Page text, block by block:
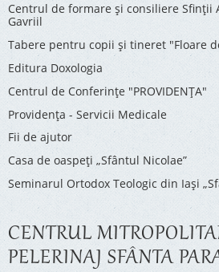
Centrul de formare și consiliere Sfinții
Gavriil
Tabere pentru copii şi tineret "Floare
Editura Doxologia
Centrul de Conferinţe "PROVIDENŢA"
Providenţa - Servicii Medicale
Fii de ajutor
Casa de oaspeți „Sfântul Nicolae”
Seminarul Ortodox Teologic din Iași
CENTRUL
PELERINAJ SFÂNTA